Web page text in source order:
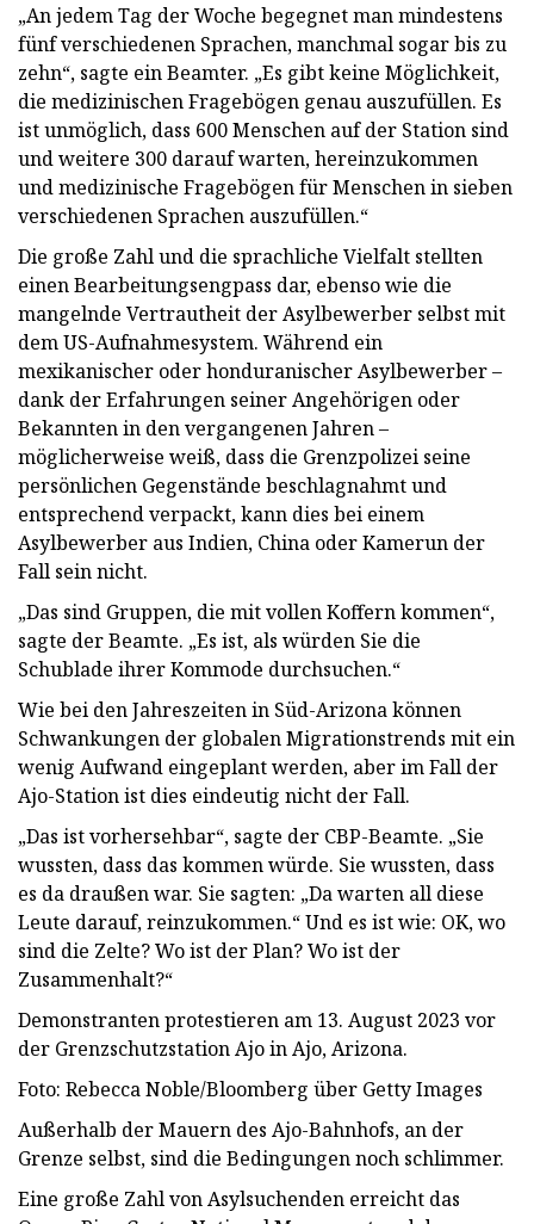
„An jedem Tag der Woche begegnet man mindestens
fünf verschiedenen Sprachen, manchmal sogar bis zu
zehn“, sagte ein Beamter. „Es gibt keine Möglichkeit,
die medizinischen Fragebögen genau auszufüllen. Es
ist unmöglich, dass 600 Menschen auf der Station sind
und weitere 300 darauf warten, hereinzukommen
und medizinische Fragebögen für Menschen in sieben
verschiedenen Sprachen auszufüllen.“
Die große Zahl und die sprachliche Vielfalt stellten
einen Bearbeitungsengpass dar, ebenso wie die
mangelnde Vertrautheit der Asylbewerber selbst mit
dem US-Aufnahmesystem. Während ein
mexikanischer oder honduranischer Asylbewerber –
dank der Erfahrungen seiner Angehörigen oder
Bekannten in den vergangenen Jahren –
möglicherweise weiß, dass die Grenzpolizei seine
persönlichen Gegenstände beschlagnahmt und
entsprechend verpackt, kann dies bei einem
Asylbewerber aus Indien, China oder Kamerun der
Fall sein nicht.
„Das sind Gruppen, die mit vollen Koffern kommen“,
sagte der Beamte. „Es ist, als würden Sie die
Schublade ihrer Kommode durchsuchen.“
Wie bei den Jahreszeiten in Süd-Arizona können
Schwankungen der globalen Migrationstrends mit ein
wenig Aufwand eingeplant werden, aber im Fall der
Ajo-Station ist dies eindeutig nicht der Fall.
„Das ist vorhersehbar“, sagte der CBP-Beamte. „Sie
wussten, dass das kommen würde. Sie wussten, dass
es da draußen war. Sie sagten: „Da warten all diese
Leute darauf, reinzukommen.“ Und es ist wie: OK, wo
sind die Zelte? Wo ist der Plan? Wo ist der
Zusammenhalt?“
Demonstranten protestieren am 13. August 2023 vor
der Grenzschutzstation Ajo in Ajo, Arizona.
Foto: Rebecca Noble/Bloomberg über Getty Images
Außerhalb der Mauern des Ajo-Bahnhofs, an der
Grenze selbst, sind die Bedingungen noch schlimmer.
Eine große Zahl von Asylsuchenden erreicht das